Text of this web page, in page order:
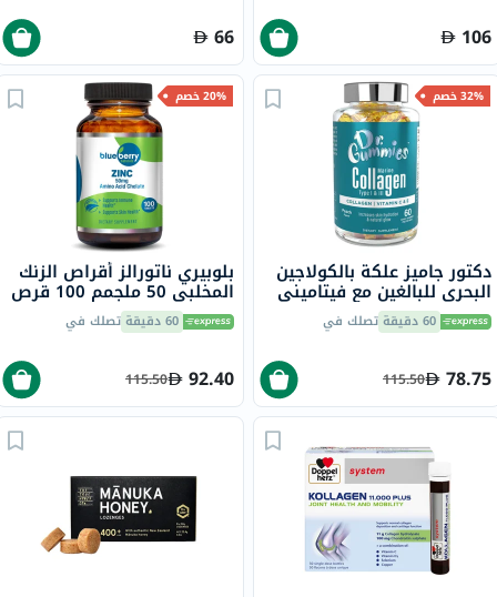
106
66
32% خصم
دكتور جاميز علكة بالكولاجين
البحري للبالغين مع فيتاميني
ج وهـ، حزمة من 60
60 دقيقة تصلك في
78.75
115.50
20% خصم
بلوبيري ناتورالز أقراص الزنك
المخلبي 50 ملجمم 100 قرص
B027260 دقيقة تصلك في
92.40
115.50